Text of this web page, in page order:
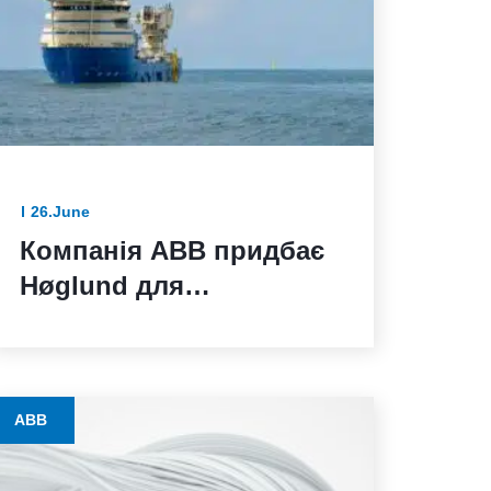
26.June
Компанія ABB придбає
Høglund для
автоматизації
ABB